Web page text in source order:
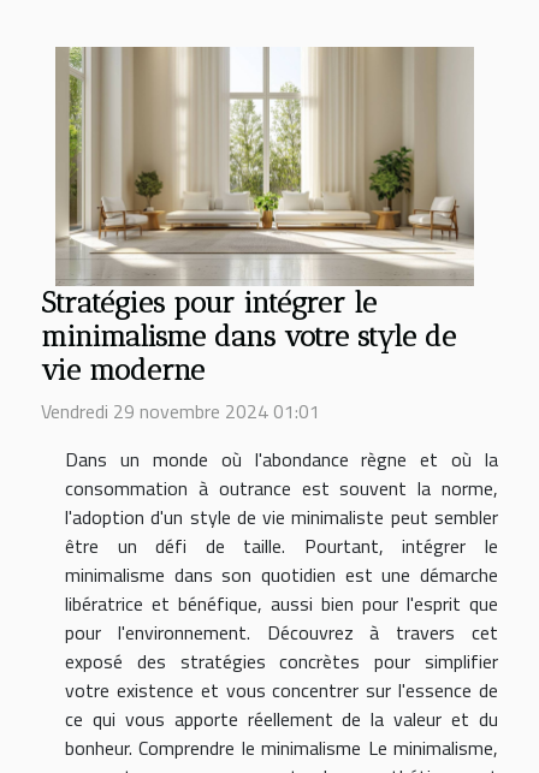
Stratégies pour intégrer le
minimalisme dans votre style de
vie moderne
Vendredi 29 novembre 2024 01:01
Dans un monde où l'abondance règne et où la
consommation à outrance est souvent la norme,
l'adoption d'un style de vie minimaliste peut sembler
être un défi de taille. Pourtant, intégrer le
minimalisme dans son quotidien est une démarche
libératrice et bénéfique, aussi bien pour l'esprit que
pour l'environnement. Découvrez à travers cet
exposé des stratégies concrètes pour simplifier
votre existence et vous concentrer sur l'essence de
ce qui vous apporte réellement de la valeur et du
bonheur. Comprendre le minimalisme Le minimalisme,